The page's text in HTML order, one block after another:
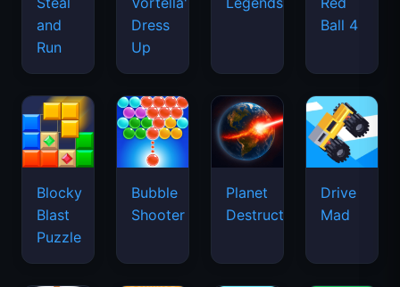
and
Run
Dress
Up
Ball 4
Blocky
Blast
Puzzle
Bubble
Shooter
Planet
Destruction
Drive
Mad